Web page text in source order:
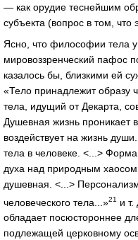
— как орудие теснейшим
субъекта (вопрос в том, что
Ясно, что философии тела
мировоззренческий пафос
казалось бы, близкими ей
«Тело принадлежит образу
тела, идущий от Декарта,
Душевная жизнь проникает
воздействует на жизнь
тела в человеке. <...>
духа над природным
душевная. <...>
человеческого тела...»21
и
обладает посюстороннее
подлежащей церковному